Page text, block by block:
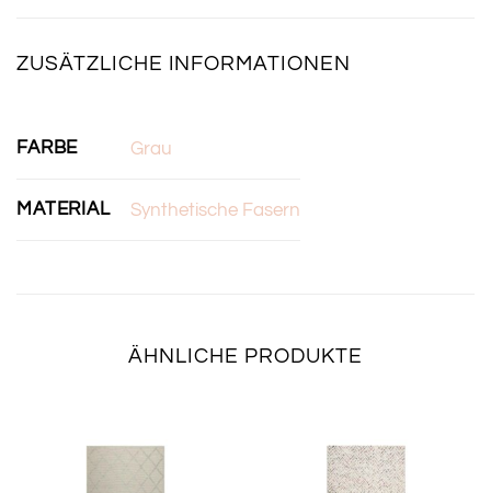
ZUSÄTZLICHE INFORMATIONEN
FARBE Grau
MATERIAL Synthetische Fasern
ÄHNLICHE PRODUKTE